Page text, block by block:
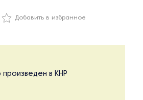
Добавить в избранное
произведен в КНР